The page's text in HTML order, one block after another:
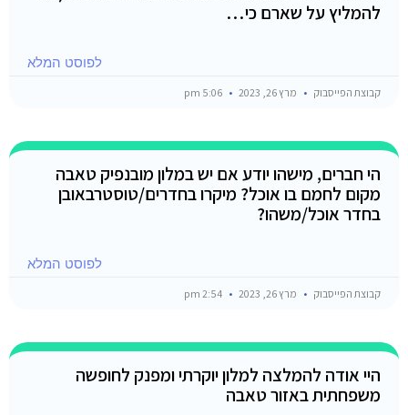
להמליץ על שארם כי…
לפוסט המלא
קבוצת הפייסבוק מרץ 26, 2023
הי חברים, מישהו יודע אם יש במלון מובנפיק טאבה
מקום לחמם בו אוכל? מיקרו בחדרים/טוסטרבאובן
בחדר אוכל/משהו?
לפוסט המלא
קבוצת הפייסבוק מרץ 26, 2023
היי אודה להמלצה למלון יוקרתי ומפנק לחופשה
משפחתית באזור טאבה